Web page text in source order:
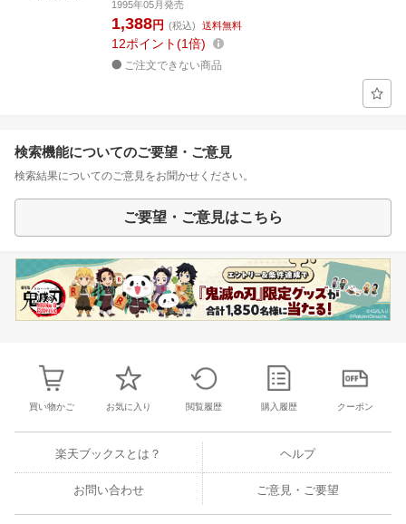
1995年05月発売
1,388円 (税込) 送料無料
12ポイント 1倍
ご注文できない商品
検索機能についてのご要望・ご意見
検索結果についてのご意見をお聞かせください。
ご要望・ご意見はこちら
買い物かご お気に入り 閲覧履歴 購入履歴 クーポン
楽天ブックスとは？ ヘルプ
お問い合わせ ご意見・ご要望